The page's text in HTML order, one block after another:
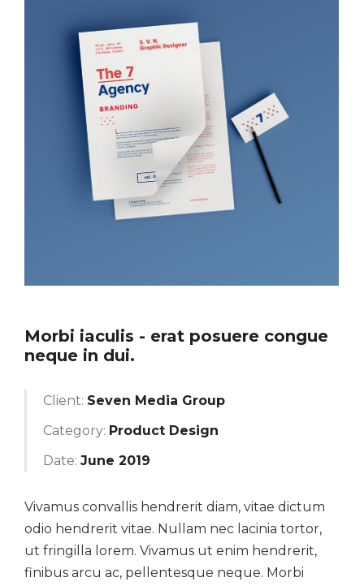
Morbi iaculis - erat posuere congue
neque in dui.
Client: Seven Media Group
Category: Product Design
Date: June 2019
Vivamus convallis hendrerit diam, vitae dictum
odio hendrerit vitae. Nullam nec lacinia tortor,
ut fringilla lorem. Vivamus ut enim hendrerit,
finibus arcu ac, pellentesque neque. Morbi